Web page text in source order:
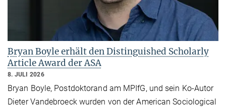
Bryan Boyle erhält den Distinguished Scholarly
Article Award der ASA
8. JULI 2026
Bryan Boyle, Postdoktorand am MPIfG, und sein Ko-Autor
Dieter Vandebroeck wurden von der American Sociological